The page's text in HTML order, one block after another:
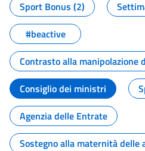
Sport Bonus (2)
#beactive
Contrasto alla
Consiglio dei ministri
Agenzia delle Entrate
Sostegno alla maternità delle